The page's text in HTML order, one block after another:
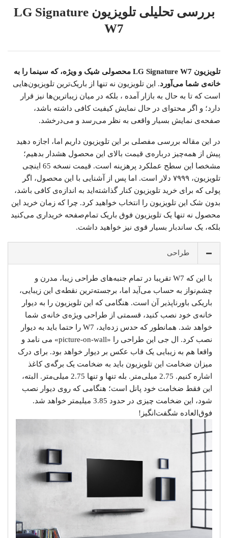
بررسی تحلیلی تلویزیون LG Signature
W7
تلویزیون LG Signature W7 محصولی شیک و ویژه، که سینما را به
خانه‌ی شما می‌آورد. این تلویزیون نه تنها از باریک‌ترین تلویزیون‌هایی
است که تا به حال به بازار آمده ، بلکه در میان زیباترین‌ها نیز قرار
دارد؛ و اگر محتوای در حال نمایش کیفیت کافی داشته باشد،
صفحه‌ی نمایش بسیار واقعی به نظر می‌رسد و می‌درخشد.
در این مقاله بررسی مفصلی بر این تلویزیون داریم اما، اجازه دهید
پیش از همه‌چیز درباره‌ی قیمت بالای این محصول هشدار بدهیم؛
مشخصا این سطح عملکرد پرهزینه است. قیمت نسخه 65 اینچی
تلویزیون، ۷۹۹۹ دلار است. اما پس از آشنایی با این محصول، اگر
پولی که برای خرید تلویزیون کنار گذاشته‌اید به اندازه‌ی کافی باشد،
بدون شک این تلویزیون را انتخاب خواهید کرد. چرا که زمان خرید این
محصول نه تنها یک تلویزیون فوق باریک تمام‌صفحه خریداری می‌کنید
بلکه، یک ساندبار بسیار قوی نیز خواهید داشت.
طراحی
با این که W7 تقریبا در تمام جنبه‌های طراحی زیبا، مدرن و
چشم‌نواز به حساب می‌آید اما، برجسته‌ترین نقطه‌ی این زیبایی،
باریکی باورناپذیر آن است. هنگامی که این تلویزیون را به دیوار
خانه‌ی خود نصب کنید، قسمتی از طراحی ویژه‌ی خانه‌ی شما
خواهد شد. همانطور که حدس زده‌اید، W7 را حتما باید به دیوار
نصب کرد. ال جی این طراحی را «picture-on-wall» می نامد و
واقعا هم به زیبایی یک قاب عکس بر دیوار خواهد بود. برای درک
میزان ضخامت این تلویزیون باید به ضخامت یک برگه‌ی کاغذ
اشاره کنیم. 2.75 میلی‌متر. بله تنها و تنها 2.75 میلی‌متر. البته،
این فقط ضخامت خود پانل است؛ هنگامی که روی دیوار نصب
شود، این ضخامت چیزی در حدود 3.85 میلیمتر خواهد شد.
فوق‌العاده شگفت‌انگیز!